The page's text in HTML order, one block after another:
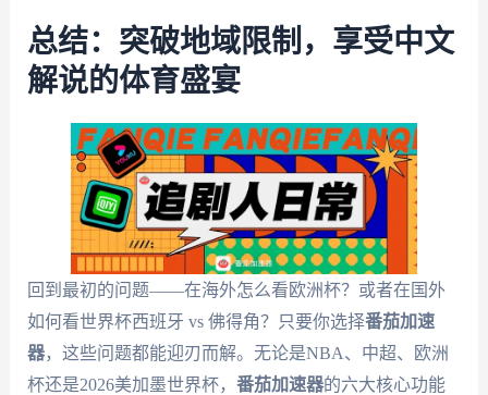
总结：突破地域限制，享受中文
解说的体育盛宴
回到最初的问题——在海外怎么看欧洲杯？或者在国外
如何看世界杯西班牙 vs 佛得角？只要你选择番茄加速
器，这些问题都能迎刃而解。无论是NBA、中超、欧洲
杯还是2026美加墨世界杯， 番茄加速器的六大核心功能